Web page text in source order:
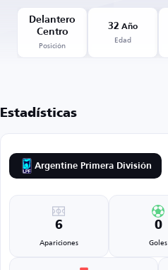
Delantero
Centro
Posición
32 Año
Edad
Estadísticas
Argentine Primera División
6
Apariciones
0
Goles